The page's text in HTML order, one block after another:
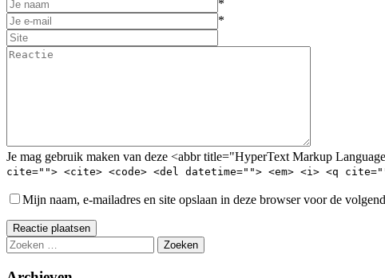
*
*
Je mag gebruik maken van deze <abbr title="HyperText Markup
cite=""> <cite> <code> <del datetime=""> <em> <i> <q
Mijn naam, e-mailadres en site opslaan in deze browser voor de
Reactie plaatsen
Zoeken
naar: